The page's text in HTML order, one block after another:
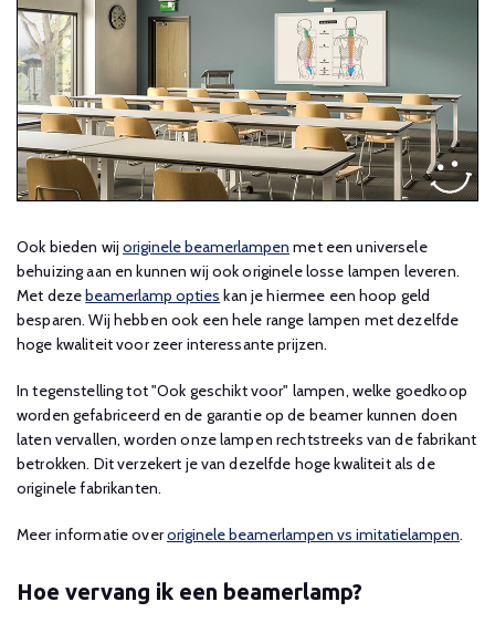
Ook bieden wijoriginele beamerlampen met een universele
behuizing aan en kunnen wij ook originele losse lampen leveren.
Met dezebeamerlamp opties kan je hiermee een hoop geld
besparen. Wij hebben ook een hele range lampen met dezelfde
hoge kwaliteit voor zeer interessante prijzen.
In tegenstelling tot "Ook geschikt voor" lampen, welke goedkoop
worden gefabriceerd en de garantie op de beamer kunnen doen
laten vervallen, worden onze lampen rechtstreeks van de fabrikant
betrokken. Dit verzekert je van dezelfde hoge kwaliteit als de
originele fabrikanten.
Meer informatie overoriginele beamerlampen vs imitatielampen.
Hoe vervang ik een beamerlamp?